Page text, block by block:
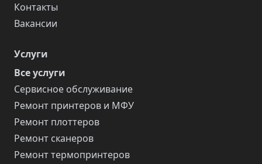
Контакты
Вакансии
Услуги
Все услуги
Сервисное обслуживание
Ремонт принтеров и МФУ
Ремонт плоттеров
Ремонт сканеров
Ремонт термопринтеров